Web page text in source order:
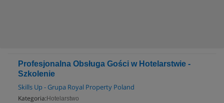
Profesjonalna Obsługa Gości w Hotelarstwie -
Szkolenie
Skills Up - Grupa Royal Property Poland
Kategoria: Hotelarstwo